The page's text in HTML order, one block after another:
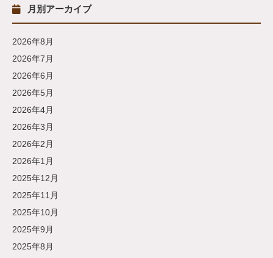
月別アーカイブ
2026年8月
2026年7月
2026年6月
2026年5月
2026年4月
2026年3月
2026年2月
2026年1月
2025年12月
2025年11月
2025年10月
2025年9月
2025年8月